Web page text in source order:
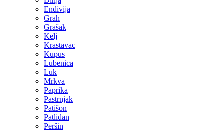
Endivija
Grah
Grašak
Kelj
Krastavac
Kupus
Lubenica
Luk
Mrkva
Paprika
Pastrnjak
Patišon
Patliđan
Peršin